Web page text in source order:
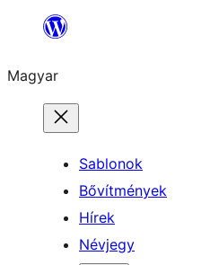
Ugrás
tartalomhoz
Magyar
Sablonok
Bővítmények
Hírek
Névjegy